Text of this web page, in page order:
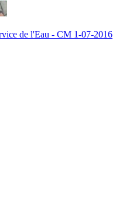
de l'Eau - CM 1-07-2016